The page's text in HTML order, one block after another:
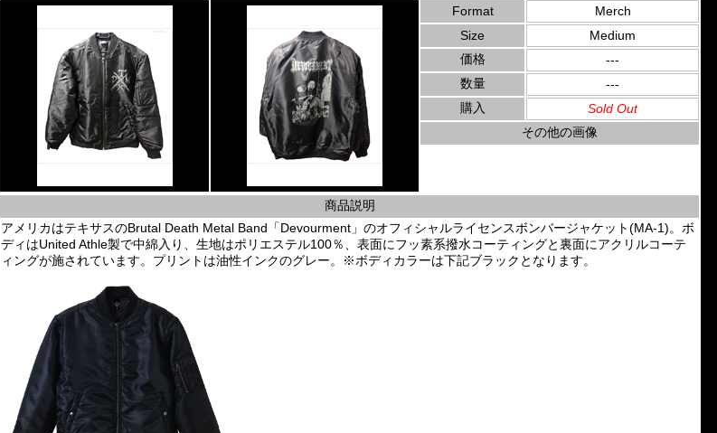
Format
Merch
Size
Medium
価格
---
数量
---
購入
Sold Out
その他の画像
商品説明
アメリカはテキサスのBrutal Death Metal Band「Devourment」のオフィシャルライセンスボンバージャケット(MA-1)。ボ
ディはUnited Athle製で中綿入り、生地はポリエステル100％、表面にフッ素系撥水コーティングと裏面にアクリルコーテ
ィングが施されています。プリントは油性インクのグレー。※ボディカラーは下記ブラックとなります。